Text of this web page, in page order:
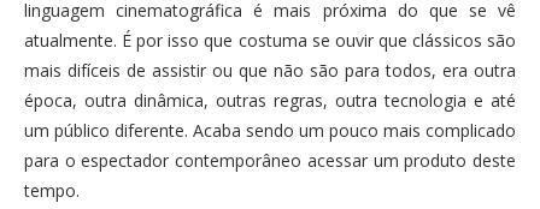
linguagem cinematográfica é mais próxima do que se vê
atualmente. É por isso que costuma se ouvir que clássicos são
mais difíceis de assistir ou que não são para todos, era outra
época, outra dinâmica, outras regras, outra tecnologia e até
um público diferente. Acaba sendo um pouco mais complicado
para o espectador contemporâneo acessar um produto deste
tempo.